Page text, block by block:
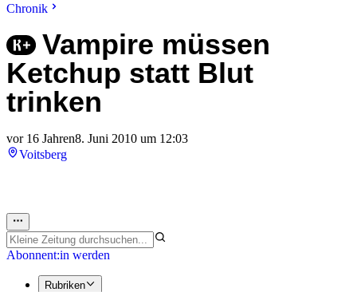
Chronik
Vampire müssen
Ketchup statt Blut
trinken
vor 16 Jahren8. Juni 2010 um 12:03
Voitsberg
Abonnent:in werden
Rubriken